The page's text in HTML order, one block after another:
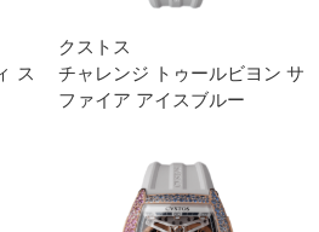
ス
クストス
チャレンジ トゥールビヨン サ
ファイア アイスブルー